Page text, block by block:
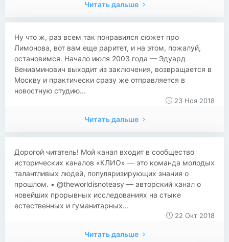
Читать дальше
Ну что ж, раз всем так понравился сюжет про
Лимонова, вот вам еще раритет, и на этом, пожалуй,
остановимся. Начало июля 2003 года — Эдуард
Вениаминович выходит из заключения, возвращается в
Москву и практически сразу же отправляется в
новостную студию...
23 Ноя 2018
Читать дальше
Дорогой читатель! Мой канал входит в сообщество
исторических каналов «КЛИО» — это команда молодых
талантливых людей, популяризирующих знания о
прошлом. • @theworldisnoteasy — авторский канал о
новейших прорывных исследованиях на стыке
естественных и гуманитарных...
22 Окт 2018
Читать дальше